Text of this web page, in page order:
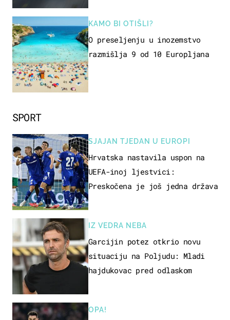
SPORT
SJAJAN TJEDAN U EUROPI
Hrvatska nastavila uspon na
UEFA-inoj ljestvici:
Preskočena je još jedna država
IZ VEDRA NEBA
Garcijin potez otkrio novu
situaciju na Poljudu: Mladi
hajdukovac pred odlaskom
OPA!
KAMO BI OTIŠLI?
O preseljenju u inozemstvo
razmišlja 9 od 10 Europljana